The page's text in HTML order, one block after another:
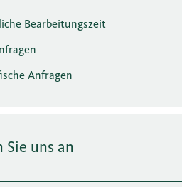
Bearbeitungszeit
Anfragen
Sie uns an